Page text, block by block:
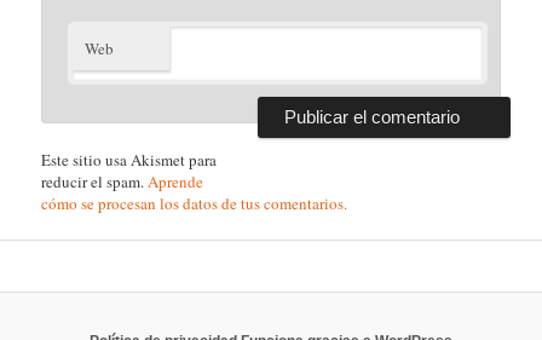
Web
Este sitio usa Akismet para
reducir el spam.Aprende
cómo se procesan los datos de tus comentarios.